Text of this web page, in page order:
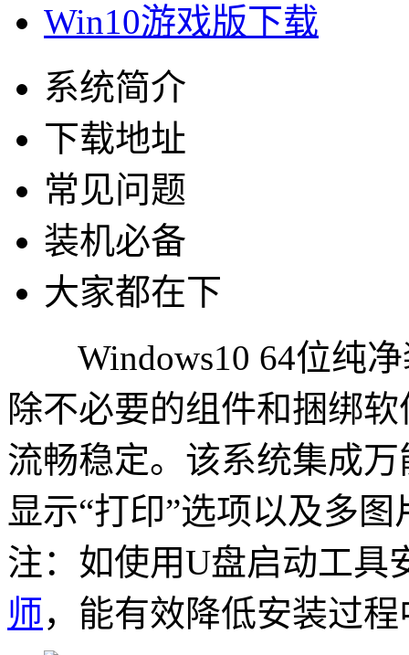
Win10游戏版下载
系统简介
下载地址
常见问题
装机必备
大家都在下
Windows10 64位纯净
除不必要的组件和捆绑
流畅稳定。该系统集成
显示“打印”选项以及多
注：如使用U盘启动工具
师，能有效降低安装过